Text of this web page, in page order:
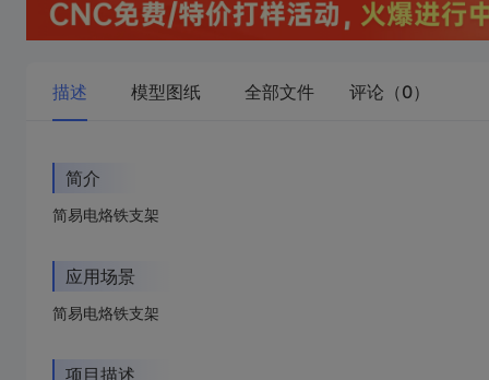
描述 模型图纸 全部文件 评论（0）
简介
简易电烙铁支架
应用场景
简易电烙铁支架
项目描述